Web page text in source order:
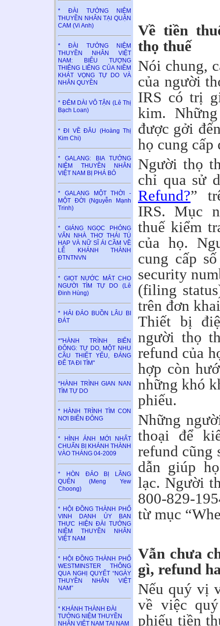
* ĐÀI TƯỞNG NIỆM
THUYỀN NHÂN TẠI QUẬN
CAM (Vi Anh)
* ĐÀI TƯỞNG NIỆM
THUYỀN NHÂN VIỆT
NAM: BIỂU TƯỢNG
THIÊNG LIÊNG CỦA NIỀM
KHÁT VỌNG TỰ DO VÀ
NHÂN QUYỀN
* ĐÊM DÀI VÔ TẬN (Lê Thị
Bạch Loan)
* ĐI VỀ ĐÂU (Hoàng Thị
Kim Chi)
* GALANG: BIA TƯỞNG
NIỆM THUYỀN NHÂN
VIỆT NAM BỊ PHÁ BỎ
* GALANG MỘT THỜI -
MỘT ĐỜI (Nguyễn Mạnh
Trinh)
* GIÁNG NGỌC PHỎNG
VẤN NHÀ THƠ THÁI TÚ
HẠP VÀ NỮ SĨ ÁI CẦM VỀ
LỄ KHÁNH THÀNH
ĐTNTNVN
* GIỌT NƯỚC MẮT CHO
NGƯỜI TÌM TỰ DO (Lê
Đinh Hùng)
* HẢI ĐẢO BUỒN LÂU BI
ĐÁT
*"HÀNH TRÌNH BIỂN
ĐÔNG: TỰ DO, MỘT NHU
CẦU THIẾT YẾU, ĐÁNG
ĐỂ TA ĐI TÌM"
*HÀNH TRÌNH GIAN NAN
TÌM TỰ DO
* HÀNH TRÌNH TÌM CON
NƠI BIỂN ĐÔNG
* HÌNH ẢNH MỚI NHẤT
CHUẨN BỊ KHÁNH THÀNH
VÀO THÁNG 04-2009
* HÒN ĐẢO BỊ LÃNG
QUÊN (Meng Yew
Choong)
* HỘI ĐỒNG THÀNH PHỐ
VINH DANH ỦY BAN
THỰC HIỆN ĐÀI TƯỞNG
NIỆM THUYỀN NHÂN
VIỆT NAM
* HỘI ĐỒNG THÀNH PHỐ
WESTMINSTER THÔNG
QUA NGHỊ QUYẾT “NGÀY
THUYỀN NHÂN VIỆT
NAM”
* KHÁNH THÀNH ĐÀI
TƯỞNG NIỆM THUYỀN
NHÂN VIỆT NAM TẠI NAM
Về tiền
thọ thuế
Nói chung,
của người
IRS có trị
kim.
được gởi
họ cung cấp
Người thọ
chỉ qua sử
Refund?”
IRS. Mục
thuế kiểm
của họ.
cung cấp
security
(filing
trên đơn
Thiết bị
người thọ
refund của
hợp còn
những khó
phiếu.
Những
thoại để
refund cũng
dẫn giúp
lạc. Người
800-829-
từ mục
Vẫn chưa
gì, refund
Nếu quý vị
về việc
phiếu tiền